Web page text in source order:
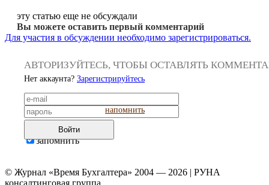
эту статью еще не обсуждали
Вы можете оставить первый комментарий
Для участия в обсуждении необходимо зарегистрироваться.
АВТОРИЗУЙТЕСЬ, ЧТОБЫ ОСТАВЛЯТЬ
Нет аккаунта? Зарегистрируйтесь
напомнить
Войти
запомнить
© Журнал «Время Бухгалтера» 2004 — 2026 | РУНА